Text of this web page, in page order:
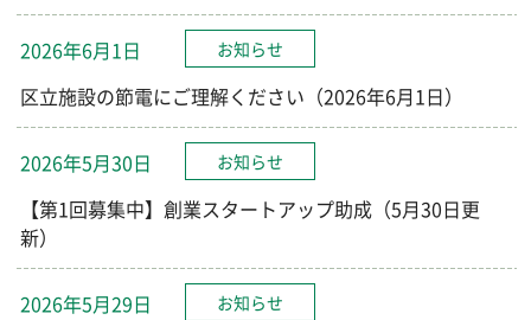
2026年6月1日 お知らせ
区立施設の節電にご理解ください（2026年6月1日）
2026年5月30日 お知らせ
【第1回募集中】創業スタートアップ助成（5月30日更
新）
2026年5月29日 お知らせ